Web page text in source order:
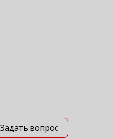
Задать вопрос